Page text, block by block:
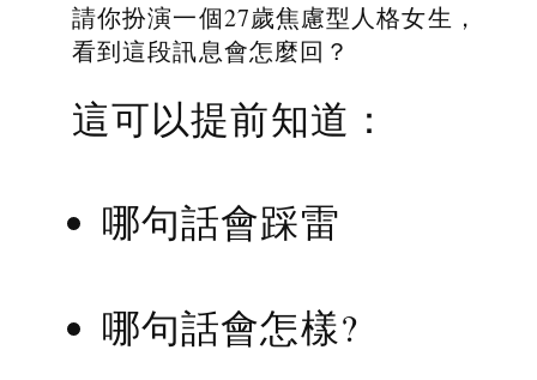
請你扮演一個27歲焦慮型人格女生，
看到這段訊息會怎麼回？
這可以提前知道：
哪句話會踩雷
哪句話會怎樣?